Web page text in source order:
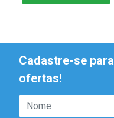
Cadastre-se
ofertas!